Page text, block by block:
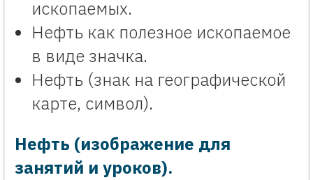
ископаемых.
Нефть как полезное ископаемое
в виде значка.
Нефть (знак на географической
карте, символ).
Нефть (изображение для
занятий и уроков).